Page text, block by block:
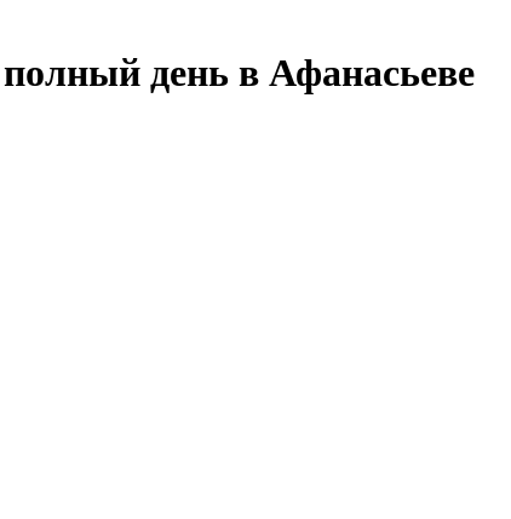
день в Афанасьеве